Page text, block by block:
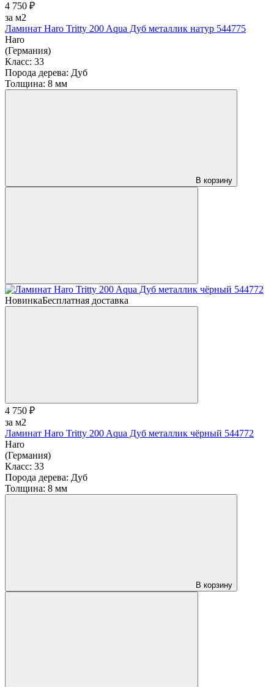
4 750 ₽
за м2
Ламинат Haro Tritty 200 Aqua Дуб металлик натур 544775
Haro
(Германия)
Класс: 33
Порода дерева: Дуб
Толщина: 8 мм
В корзину
НовинкаБесплатная доставка
4 750 ₽
за м2
Ламинат Haro Tritty 200 Aqua Дуб металлик чёрный 544772
Haro
(Германия)
Класс: 33
Порода дерева: Дуб
Толщина: 8 мм
В корзину